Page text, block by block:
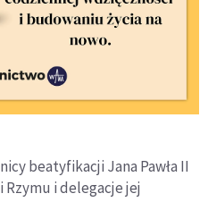
beatyfikacji Jana Pawła II
i delegacje jej